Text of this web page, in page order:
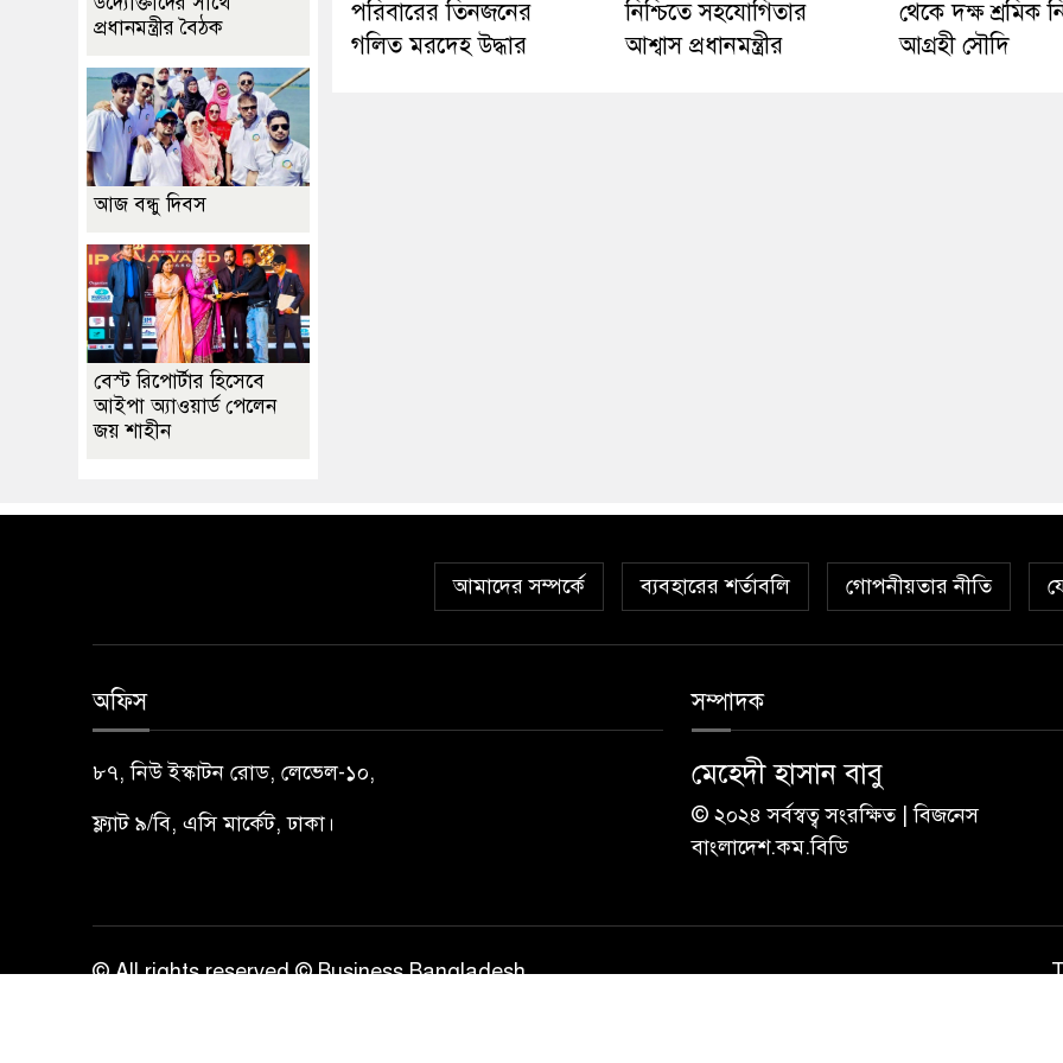
পরিবারের তিনজনের
গলিত মরদেহ উদ্ধার
নিশ্চিতে সহযোগিতার
আশ্বাস প্রধানমন্ত্রীর
থেকে দক্ষ শ্রমিক
আগ্রহী সৌদি
প্রধানমন্ত্রীর বৈঠক
আজ বন্ধু দিবস
বেস্ট রিপোর্টার হিসেবে
আইপা অ্যাওয়ার্ড পেলেন
জয় শাহীন
আমাদের সম্পর্কে ব্যবহারের শর্তাবলি গোপনীয়তার নীতি
অফিস
৮৭, নিউ ইস্কাটন রোড, লেভেল-১০,
ফ্ল্যাট ৯/বি, এসি মার্কেট, ঢাকা।
সম্পাদক
মেহেদী হাসান বাবু
© ২০২৪ সর্বস্বত্ব সংরক্ষিত | বিজনেস
বাংলাদেশ.কম.বিডি
© All rights reserved © Business Bangladesh